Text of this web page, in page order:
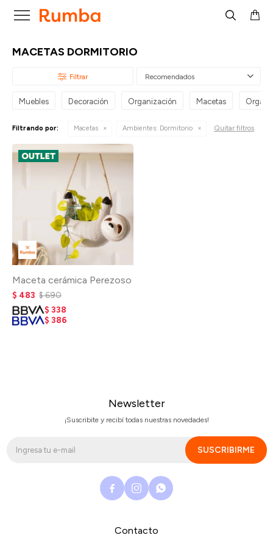

MACETAS DORMITORIO
Recomendados
Muebles Decoración Organización Macetas
Filtrando por: Macetas Ambientes: Dormitorio Quitar filtros
Maceta cerámica Perezoso
$ 483 $690
$ 338
$ 386
Contacto
Newsletter
¡Suscribite y recibí todas nuestras novedades!
SUSCRIBIRME
  